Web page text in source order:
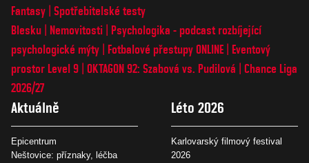
Fantasy Spotřebitelské testy
Blesku
Nemovitosti
Psychologika - podcast rozbíjející
psychologické mýty
Fotbalové přestupy ONLINE
Eventový
prostor Level 9 OKTAGON 92: Szabová vs. Pudilová
Chance Liga
2026/27
Aktuálně
Epicentrum
Neštovice: příznaky, léčba
Léto 2026
Karlovarský filmový festival
2026